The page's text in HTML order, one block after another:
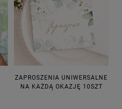
ZAPROSZENIA UNIWERSALNE
NA KAŻDĄ OKAZJĘ 10SZT